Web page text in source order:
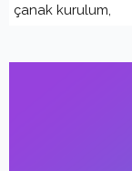
çanak kurulum,